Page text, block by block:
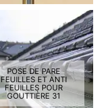
POSE DE PARE
FEUILLES ET ANTI
FEUILLES POUR
GOUTTIÈRE 31